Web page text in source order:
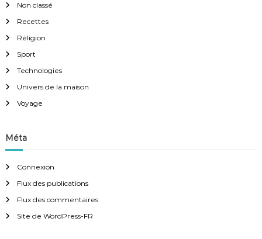
Non classé
Recettes
Réligion
Sport
Technologies
Univers de la maison
Voyage
Méta
Connexion
Flux des publications
Flux des commentaires
Site de WordPress-FR